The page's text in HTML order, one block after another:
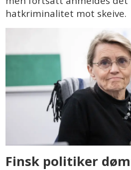
hatkriminalitet mot skeive.
Finsk politiker